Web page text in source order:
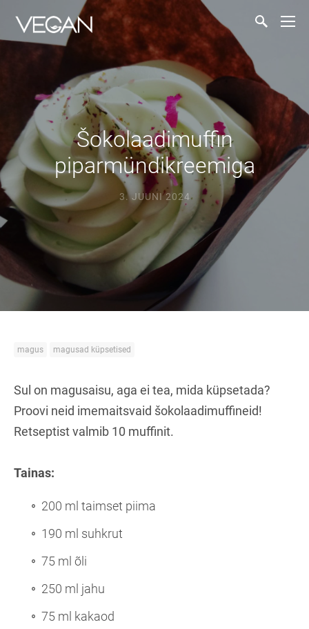
Šokolaadimuffin
piparmündikreemiga
3. JUUNI 2024
magus magusad küpsetised
Sul on magusaisu, aga ei tea, mida küpsetada?
Proovi neid imemaitsvaid šokolaadimuffineid!
Retseptist valmib 10 muffinit.
Tainas:
200 ml taimset piima
190 ml suhkrut
75 ml õli
250 ml jahu
75 ml kakaod